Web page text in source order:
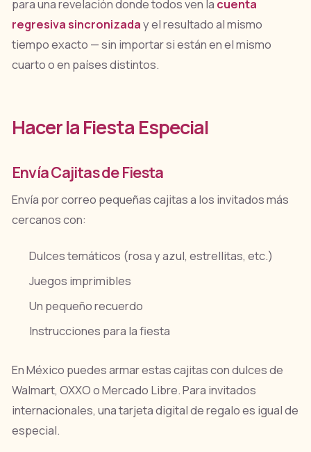
para una revelación donde todos ven la cuenta
regresiva sincronizaday el resultado al mismo
tiempo exacto — sin importar si están en el mismo
cuarto o en países distintos.
Hacer la Fiesta Especial
Envía Cajitas de Fiesta
Envía por correo pequeñas cajitas a los invitados más
cercanos con:
Dulces temáticos (rosa y azul, estrellitas, etc.)
Juegos imprimibles
Un pequeño recuerdo
Instrucciones para la fiesta
En México puedes armar estas cajitas con dulces de
Walmart, OXXO o Mercado Libre. Para invitados
internacionales, una tarjeta digital de regalo es igual de
especial.